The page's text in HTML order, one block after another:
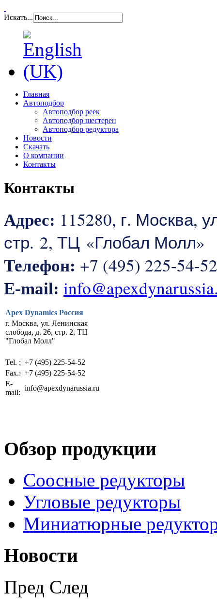
Искать...
Главная
Автоподбор
Автоподбор реек
Автоподбор шестерен
Автоподбор редуктора
Новости
Скачать
О компании
Контакты
Контакты
Адрес: 115280, г. Москва,
стр. 2, ТЦ «Глобал Молл»
Телефон: +7 (495) 225-54-52
E-mail:
Apex Dynamics Россия
г. Москва, ул. Ленинская
слобода, д. 26, стр. 2, ТЦ
"Глобал Молл"
Tel. : +7 (495) 225-54-52
Fax.: +7 (495) 225-54-52
E-
mail:
info@apexdynarussia.ru
Обзор продукции
Соосные редукторы
Угловые редукторы
Миниатюрные
Новости
Пред След